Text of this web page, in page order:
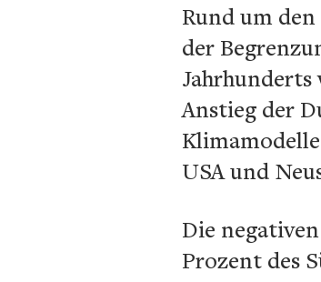
Rund um
der
Jahrhunderts
Anstieg der
USA und
Die
Prozent des